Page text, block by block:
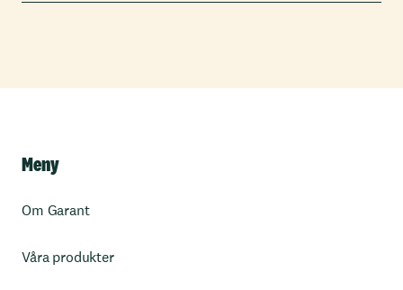
Meny
Om Garant
Våra produkter